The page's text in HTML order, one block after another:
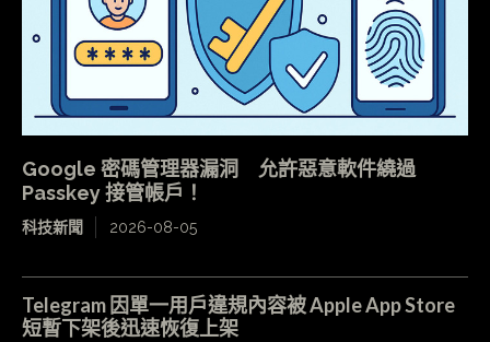
Google 密碼管理器漏洞 允許惡意軟件繞過
Passkey 接管帳戶！
科技新聞 2026-08-05
Telegram 因單一用戶違規內容被 Apple App Store
短暫下架後迅速恢復上架